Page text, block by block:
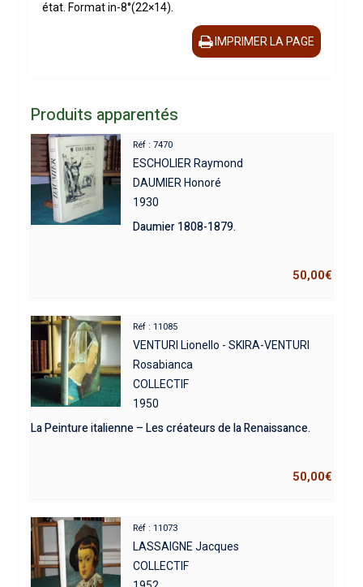
état. Format in-8°(22×14).
IMPRIMER LA PAGE
Produits apparentés
Réf : 7470
ESCHOLIER Raymond
DAUMIER Honoré
1930
Daumier 1808-1879.
50,00€
Réf : 11085
VENTURI Lionello - SKIRA-VENTURI
Rosabianca
COLLECTIF
1950
La Peinture italienne – Les créateurs de la Renaissance.
50,00€
Réf : 11073
LASSAIGNE Jacques
COLLECTIF